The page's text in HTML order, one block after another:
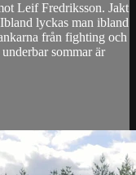
Leif Fredriksson. Jakt
lyckas man ibland
från fighting och
sommar är